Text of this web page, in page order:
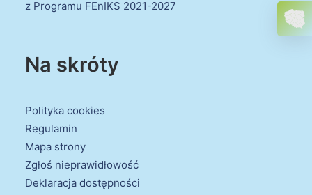
z Programu FEnIKS 2021-2027
Na skróty
Polityka cookies
Regulamin
Mapa strony
Zgłoś nieprawidłowość
Deklaracja dostępności